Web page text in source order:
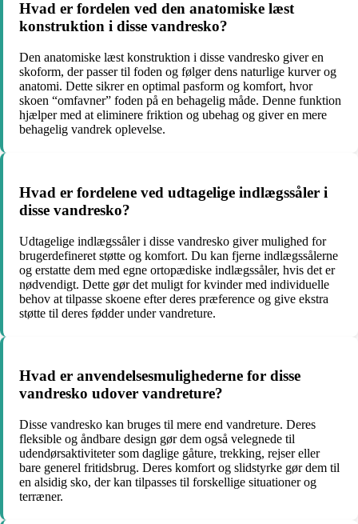
Hvad er fordelen ved den anatomiske læst
konstruktion i disse vandresko?
Den anatomiske læst konstruktion i disse vandresko giver en
skoform, der passer til foden og følger dens naturlige kurver og
anatomi. Dette sikrer en optimal pasform og komfort, hvor
skoen “omfavner” foden på en behagelig måde. Denne funktion
hjælper med at eliminere friktion og ubehag og giver en mere
behagelig vandrek oplevelse.
Hvad er fordelene ved udtagelige indlægssåler i
disse vandresko?
Udtagelige indlægssåler i disse vandresko giver mulighed for
brugerdefineret støtte og komfort. Du kan fjerne indlægssålerne
og erstatte dem med egne ortopædiske indlægssåler, hvis det er
nødvendigt. Dette gør det muligt for kvinder med individuelle
behov at tilpasse skoene efter deres præference og give ekstra
støtte til deres fødder under vandreture.
Hvad er anvendelsesmulighederne for disse
vandresko udover vandreture?
Disse vandresko kan bruges til mere end vandreture. Deres
fleksible og åndbare design gør dem også velegnede til
udendørsaktiviteter som daglige gåture, trekking, rejser eller
bare generel fritidsbrug. Deres komfort og slidstyrke gør dem til
en alsidig sko, der kan tilpasses til forskellige situationer og
terræner.